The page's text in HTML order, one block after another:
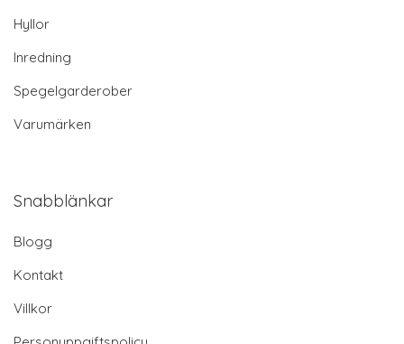
Hyllor
Inredning
Spegelgarderober
Varumärken
Snabblänkar
Blogg
Kontakt
Villkor